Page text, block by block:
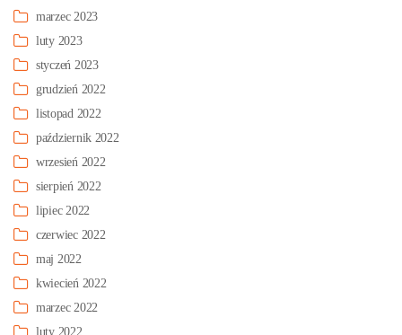
marzec 2023
luty 2023
styczeń 2023
grudzień 2022
listopad 2022
październik 2022
wrzesień 2022
sierpień 2022
lipiec 2022
czerwiec 2022
maj 2022
kwiecień 2022
marzec 2022
luty 2022